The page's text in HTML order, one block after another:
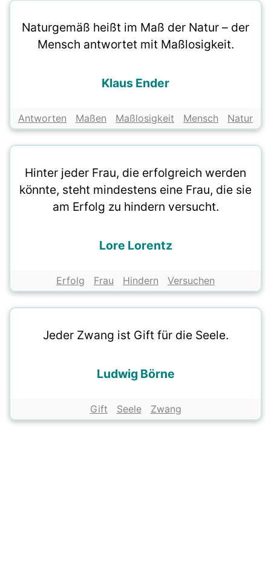
Naturgemäß heißt im Maß der Natur – der
Mensch antwortet mit Maßlosigkeit.
Klaus Ender
Antworten Maßen Maßlosigkeit Mensch Natur
Hinter jeder Frau, die erfolgreich werden
könnte, steht mindestens eine Frau, die sie
am Erfolg zu hindern versucht.
Lore Lorentz
Erfolg Frau Hindern Versuchen
Jeder Zwang ist Gift für die Seele.
Ludwig Börne
Gift Seele Zwang